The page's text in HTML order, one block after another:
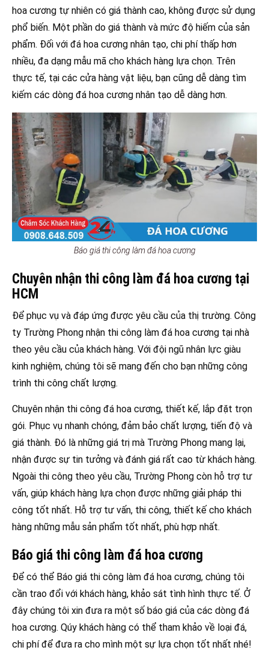
hoa cương tự nhiên có giá thành cao, không được sử dụng
phổ biến. Một phần do giá thành và mức độ hiếm của sản
phẩm. Đối với đá hoa cương nhân tạo, chi phí thấp hơn
nhiều, đa dạng mẫu mã cho khách hàng lựa chọn. Trên
thực tế, tại các cửa hàng vật liệu, bạn cũng dễ dàng tìm
kiếm các dòng đá hoa cương nhân tạo dễ dàng hơn.
Báo giá thi công làm đá hoa cương
Chuyên nhận thi công làm đá hoa cương tại
HCM
Để phục vụ và đáp ứng được yêu cầu của thị trường. Công
ty Trường Phong nhận thi công làm đá hoa cương tại nhà
theo yêu cầu của khách hàng. Với đội ngũ nhân lực giàu
kinh nghiệm, chúng tôi sẽ mang đến cho bạn những công
trình thi công chất lượng.
Chuyên nhận thi công đá hoa cương, thiết kế, lắp đặt trọn
gói. Phục vụ nhanh chóng, đảm bảo chất lượng, tiến độ và
giá thành. Đó là những giá trị mà Trường Phong mang lại,
nhận được sự tin tưởng và đánh giá rất cao từ khách hàng.
Ngoài thi công theo yêu cầu, Trường Phong còn hỗ trợ tư
vấn, giúp khách hàng lựa chọn được những giải pháp thi
công tốt nhất. Hỗ trợ tư vấn, thi công, thiết kế cho khách
hàng những mẫu sản phẩm tốt nhất, phù hợp nhất.
Báo giá thi công làm đá hoa cương
Để có thể Báo giá thi công làm đá hoa cương, chúng tôi
cần trao đổi với khách hàng, khảo sát tình hình thực tế. Ở
đây chúng tôi xin đưa ra một số báo giá của các dòng đá
hoa cương. Qúy khách hàng có thể tham khảo về loại đá,
chi phí để đưa ra cho mình một sự lựa chọn tốt nhất nhé!